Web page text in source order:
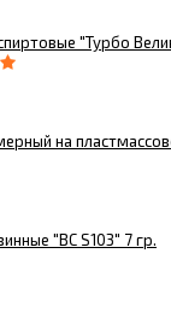
"Турбо
на
"ВС S103" 7 гр.